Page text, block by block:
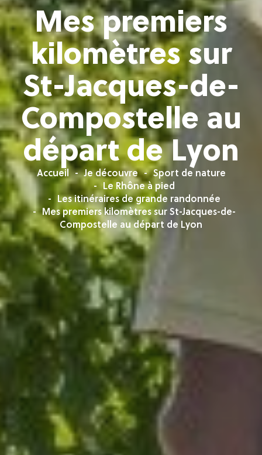
Mes premiers
kilomètres sur
St-Jacques-de-
Compostelle au
départ de Lyon
Accueil Je découvre
Sport de nature
Le Rhône à pied
Les itinéraires de grande randonnée
Mes premiers kilomètres sur St-Jacques-de-
Compostelle au départ de Lyon